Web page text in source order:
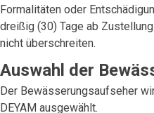
Formalitäten oder
dreißig (30) Tage ab
nicht überschreiten.
Auswahl der
Der Bewässerungsaufseher
DEYAM ausgewählt.